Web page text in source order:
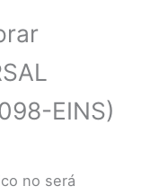
EINS)
no será